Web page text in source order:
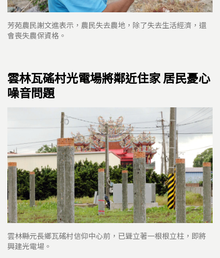
芳苑農民謝文進表示，農民失去農地，除了失去生活經濟，還
會喪失農保資格。
雲林瓦磘村光電場將鄰近住家 居民憂心
噪音問題
雲林縣元長鄉瓦磘村信仰中心前，已聳立著一根根立柱，即將
興建光電場。